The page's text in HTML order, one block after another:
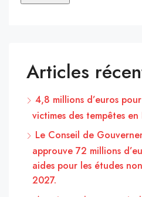
Articles
4,8 millions d’euros
victimes des tempêtes en
Le Conseil de
approuve 72 millions
aides pour les études
2027.